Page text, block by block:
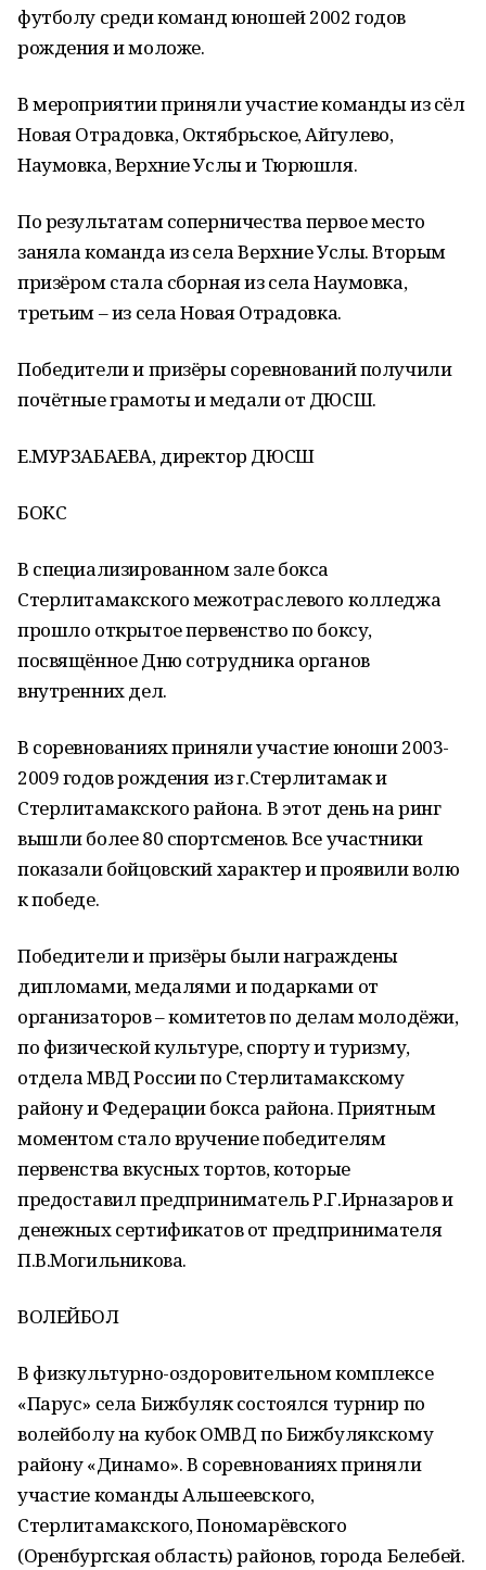
футболу среди команд юношей 2002 годов
рождения и моложе.
В мероприятии приняли участие команды из сёл
Новая Отрадовка, Октябрьское, Айгулево,
Наумовка, Верхние Услы и Тюрюшля.
По результатам соперничества первое место
заняла команда из села Верхние Услы. Вторым
призёром стала сборная из села Наумовка,
третьим – из села Новая Отрадовка.
Победители и призёры соревнований получили
почётные грамоты и медали от ДЮСШ.
Е.МУРЗАБАЕВА, директор ДЮСШ
БОКС
В специализированном зале бокса
Стерлитамакского межотраслевого колледжа
прошло открытое первенство по боксу,
посвящённое Дню сотрудника органов
внутренних дел.
В соревнованиях приняли участие юноши 2003-
2009 годов рождения из г.Стерлитамак и
Стерлитамакского района. В этот день на ринг
вышли более 80 спортсменов. Все участники
показали бойцовский характер и проявили волю
к победе.
Победители и призёры были награждены
дипломами, медалями и подарками от
организаторов – комитетов по делам молодёжи,
по физической культуре, спорту и туризму,
отдела МВД России по Стерлитамакскому
району и Федерации бокса района. Приятным
моментом стало вручение победителям
первенства вкусных тортов, которые
предоставил предприниматель Р.Г.Ирназаров и
денежных сертификатов от предпринимателя
П.В.Могильникова.
ВОЛЕЙБОЛ
В физкультурно-оздоровительном комплексе
«Парус» села Бижбуляк состоялся турнир по
волейболу на кубок ОМВД по Бижбулякскому
району «Динамо». В соревнованиях приняли
участие команды Альшеевского,
Стерлитамакского, Пономарёвского
(Оренбургская область) районов, города Белебей.